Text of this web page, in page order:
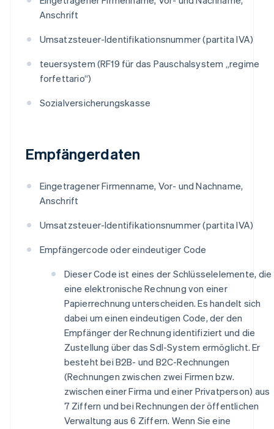
Anschrift
Umsatzsteuer-Identifikationsnummer (partita IVA)
teuersystem (RF19 für das Pauschalsystem „regime
forfettario“)
Sozialversicherungskasse
Empfängerdaten
Eingetragener Firmenname, Vor- und Nachname,
Anschrift
Umsatzsteuer-Identifikationsnummer (partita IVA)
Empfängercode oder eindeutiger Code
Dieser Code ist eines der Schlüsselelemente, die
eine elektronische Rechnung von einer
Papierrechnung unterscheiden. Es handelt sich
dabei um einen eindeutigen Code, der den
Empfänger der Rechnung identifiziert und die
Zustellung über das SdI-System ermöglicht. Er
besteht bei B2B- und B2C-Rechnungen
(Rechnungen zwischen zwei Firmen bzw.
zwischen einer Firma und einer Privatperson) aus
7 Ziffern und bei Rechnungen der öffentlichen
Verwaltung aus 6 Ziffern. Wenn Sie eine